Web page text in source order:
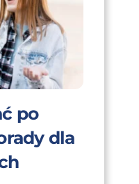
po
dla